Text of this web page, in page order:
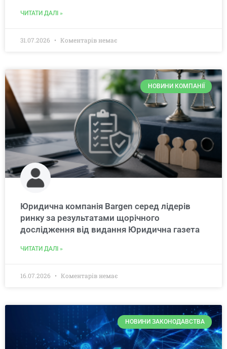
ЧИТАТИ ДАЛІ »
31.07.2026 Коментарів немає
НОВИНИ КОМПАНІЇ
Юридична компанія Bargen серед лідерів
ринку за результатами щорічного
дослідження від видання Юридична газета
ЧИТАТИ ДАЛІ »
16.07.2026 Коментарів немає
НОВИНИ ЗАКОНОДАВСТВА